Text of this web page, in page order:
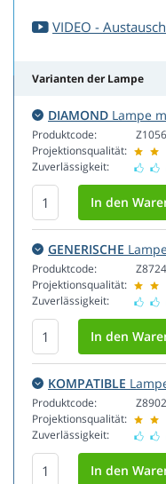
VIDEO -
Varianten der Lampe
DIAMOND Lampe
Produktcode:
Projektionsqualität:
Zuverlässigkeit:
GENERISCHE
Produktcode:
Projektionsqualität:
Zuverlässigkeit:
KOMPATIBLE
Produktcode:
Projektionsqualität:
Zuverlässigkeit: